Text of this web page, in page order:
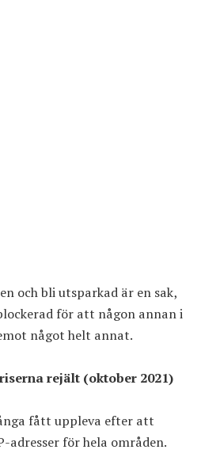
och bli utsparkad är en sak,
för att någon annan i
något helt annat.
rejält (oktober 2021)
fått uppleva efter att
adresser för hela områden.